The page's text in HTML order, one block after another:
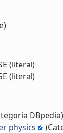
(literal)
(literal)
DBpedia)
physics